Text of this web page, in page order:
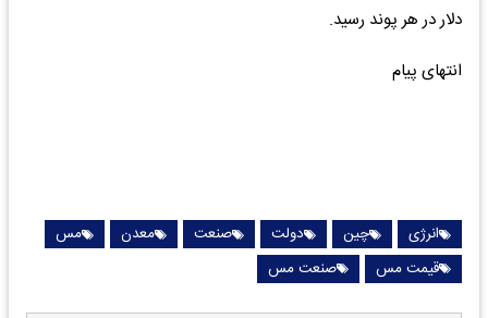
دلار در هر پوند رسید.
انتهای پیام
انرژی چین دولت صنعت معدن
مس
قیمت مس
صنعت مس